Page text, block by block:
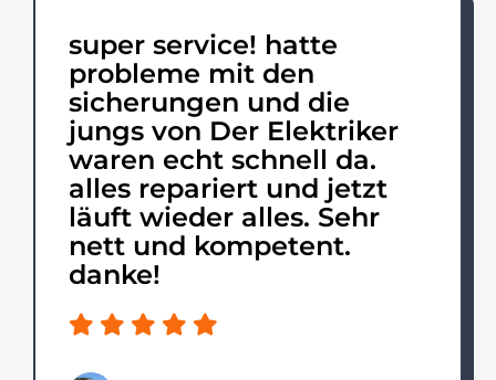
super service! hatte
probleme mit den
sicherungen und die
jungs von Der Elektriker
waren echt schnell da.
alles repariert und jetzt
läuft wieder alles. Sehr
nett und kompetent.
danke!